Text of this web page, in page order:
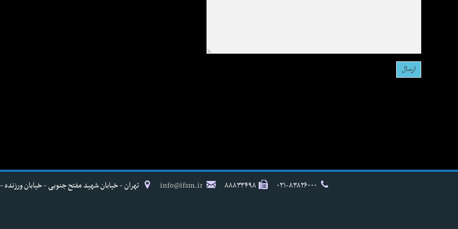
۸۸۸۳۳۴۹۸ info@ifsm.ir تهران - خیابان شهید مفتح جنوبی - خیابان ورزنده - پلاک ۱۷ - فدراسیون